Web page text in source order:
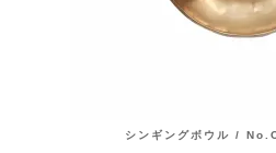
シンギングボウル /